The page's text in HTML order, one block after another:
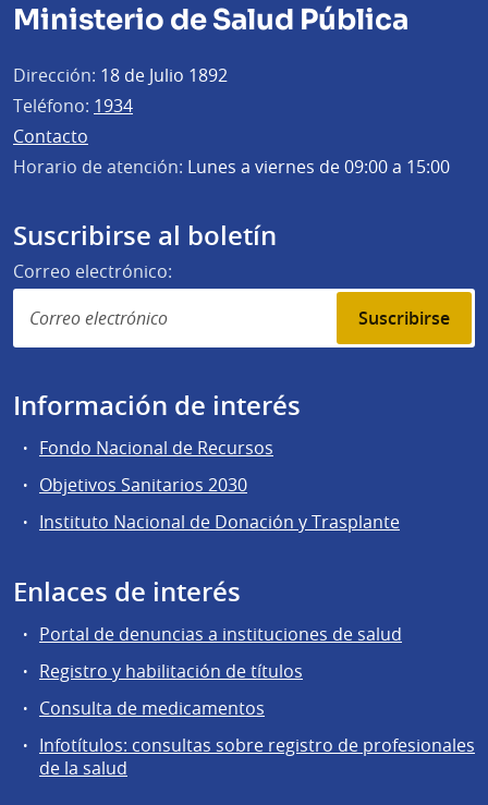
Ministerio de Salud Pública
Dirección: 18 de Julio 1892
Teléfono: 1934
Contacto
Horario de atención: Lunes a viernes de 09:00 a 15:00
Suscribirse al boletín
Correo electrónico:
Suscribirse
Información de interés
Fondo Nacional de Recursos
Objetivos Sanitarios 2030
Instituto Nacional de Donación y Trasplante
Enlaces de interés
Portal de denuncias a instituciones de salud
Registro y habilitación de títulos
Consulta de medicamentos
Infotítulos: consultas sobre registro de profesionales
de la salud